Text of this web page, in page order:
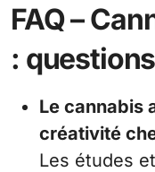
FAQ –
:
Le cannabis
créativité
Les études